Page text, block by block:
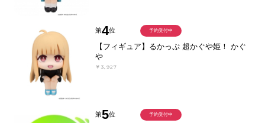
第4位
【フィギュア】るかっぷ 超かぐや姫！ かぐ
や
￥3,927
予約受付中
第5位 予約受付中